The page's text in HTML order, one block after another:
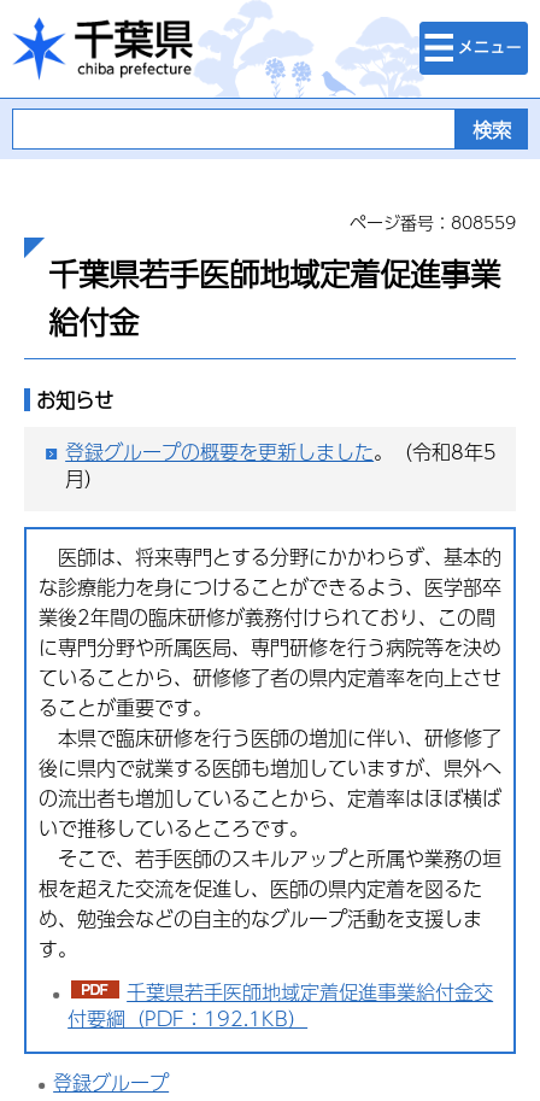
千葉県
検索・メニュ
ー
ページ番号：808559
千葉県若手医師地域定着促進事業
給付金
お知らせ
登録グループの概要を更新しました。（令和8年5
月）
医師は、将来専門とする分野にかかわらず、基本的
な診療能力を身につけることができるよう、医学部卒
業後2年間の臨床研修が義務付けられており、この間
に専門分野や所属医局、専門研修を行う病院等を決め
ていることから、研修修了者の県内定着率を向上させ
ることが重要です。
本県で臨床研修を行う医師の増加に伴い、研修修了
後に県内で就業する医師も増加していますが、県外へ
の流出者も増加していることから、定着率はほぼ横ば
いで推移しているところです。
そこで、若手医師のスキルアップと所属や業務の垣
根を超えた交流を促進し、医師の県内定着を図るた
め、勉強会などの自主的なグループ活動を支援しま
す。
千葉県若手医師地域定着促進事業給付金交
付要綱（PDF：192.1KB）
登録グループ